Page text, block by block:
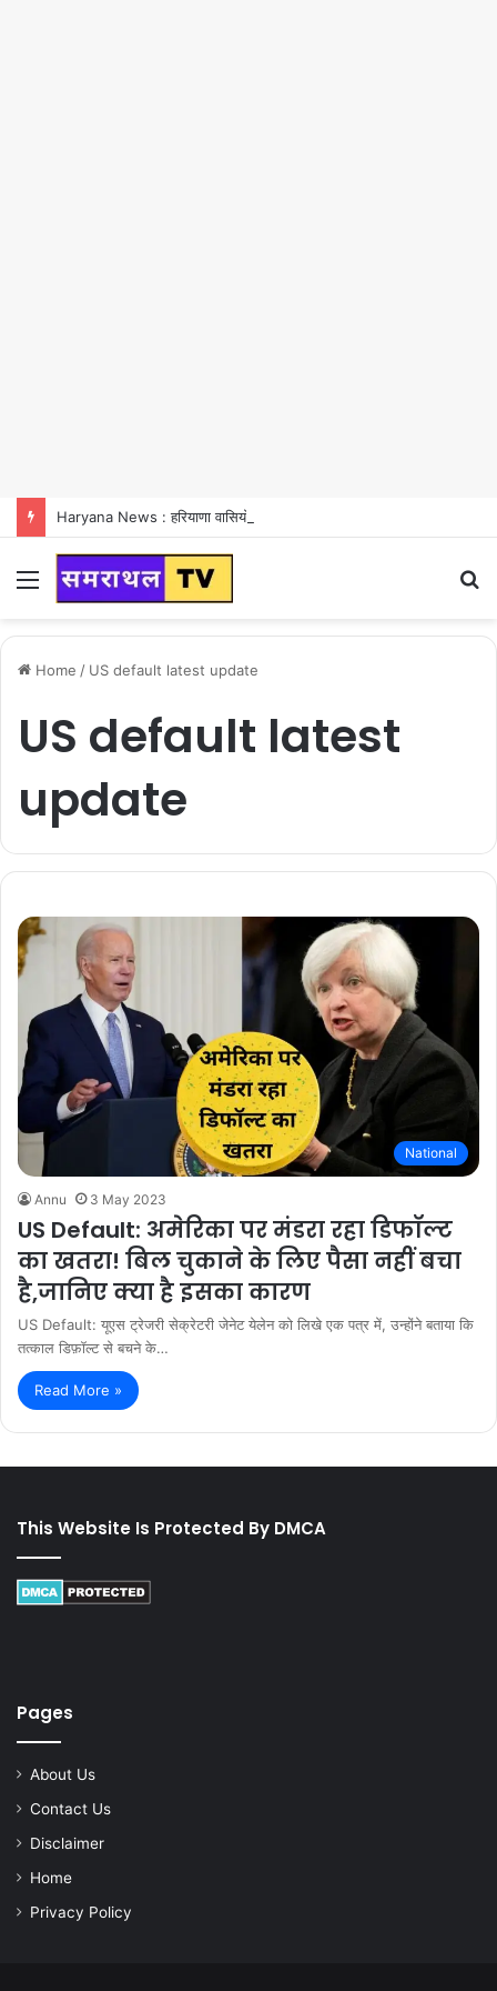
Menu
Home / US default latest update
US default latest
update
National
Annu 3 May 2023
US Default: अमेरिका पर मंडरा रहा डिफॉल्ट
का खतरा! बिल चुकाने के लिए पैसा नहीं बचा
है,जानिए क्या है इसका कारण
US Default: यूएस ट्रेजरी सेक्रेटरी जेनेट येलेन को लिखे एक पत्र में, उन्होंने बताया कि
तत्काल डिफ़ॉल्ट से बचने के…
Read More »
This Website Is Protected By DMCA
Pages
About Us
Contact Us
Disclaimer
Home
Privacy Policy